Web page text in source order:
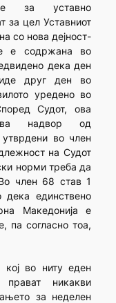
за уставно
за цел Уставниот
со нова дејност-
е содржана во
дека ден
друг ден во
уредено во
Судот, ова
надвор од
во член
на Судот
норми треба да
член 68 став 1
дека единствено
Македонија е
па согласно тоа,
кој во ниту еден
никакви
за неделен